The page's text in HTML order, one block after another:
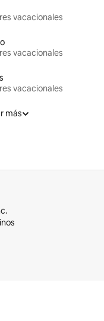
vacacionales
vacacionales
vacacionales
más